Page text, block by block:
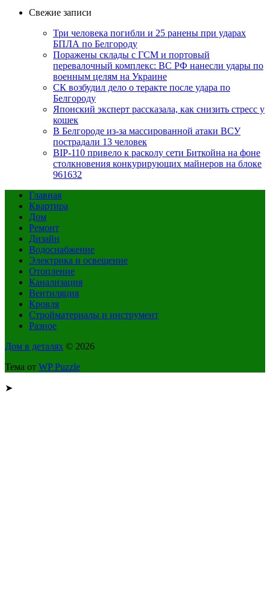
Свежие записи
Три человека погибли и 25 ранены при ударах
БПЛА по Белгороду
Поражены склады с ГСМ и портовый
перевалочный комплекс: ВС РФ нанесли удары по
военным целям на Украине
СК возбудил дело о теракте после удара по
Белгороду
Японский эксперт рассказала, как снизить стресс у
кошек
В Белгороде из-за массированной атаки ВСУ
пострадали 13 человек
BIP-110 привело к расколу сети Биткойна на фоне
столкновения конкурирующих майнеров на блоке
961632
Главная
Квартира
Дом
Ремонт
Дизайн
Водоснабжение
Электрика и освещение
Отопление
Канализация
Вентиляция
Кровля
Стройматериалы и инструмент
Разное
Дом в деталях © 2026
Тема от WP Puzzle
➤